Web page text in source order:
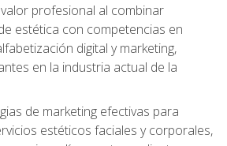
profesional al combinar
estética con competencias en
digital y marketing,
en la industria actual de la
de marketing efectivas para
estéticos faciales y corporales,